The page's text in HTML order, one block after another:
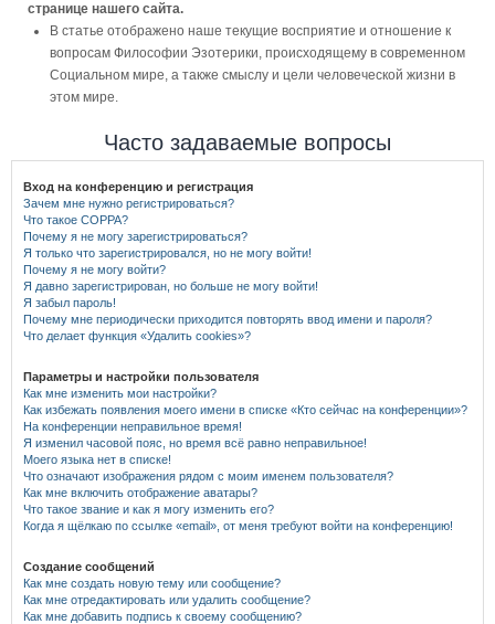
странице нашего сайта.
В статье отображено наше текущие восприятие и отношение к
вопросам Философии Эзотерики, происходящему в современном
Социальном мире, а также смыслу и цели человеческой жизни в
этом мире.
Часто задаваемые вопросы
Вход на конференцию и регистрация
Зачем мне нужно регистрироваться?
Что такое COPPA?
Почему я не могу зарегистрироваться?
Я только что зарегистрировался, но не могу войти!
Почему я не могу войти?
Я давно зарегистрирован, но больше не могу войти!
Я забыл пароль!
Почему мне периодически приходится повторять ввод имени и пароля?
Что делает функция «Удалить cookies»?
Параметры и настройки пользователя
Как мне изменить мои настройки?
Как избежать появления моего имени в списке «Кто сейчас на конференции»?
На конференции неправильное время!
Я изменил часовой пояс, но время всё равно неправильное!
Моего языка нет в списке!
Что означают изображения рядом с моим именем пользователя?
Как мне включить отображение аватары?
Что такое звание и как я могу изменить его?
Когда я щёлкаю по ссылке «email», от меня требуют войти на конференцию!
Создание сообщений
Как мне создать новую тему или сообщение?
Как мне отредактировать или удалить сообщение?
Как мне добавить подпись к своему сообщению?